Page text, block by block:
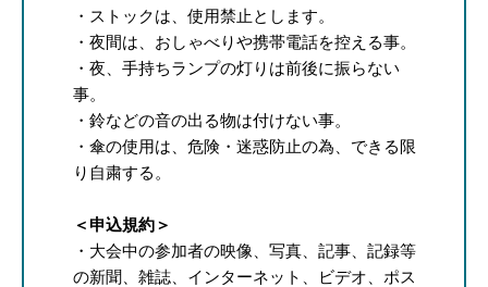
・ストックは、使用禁止とします。
・夜間は、おしゃべりや携帯電話を控える事。
・夜、手持ちランプの灯りは前後に振らない
事。
・鈴などの音の出る物は付けない事。
・傘の使用は、危険・迷惑防止の為、できる限
り自粛する。
＜申込規約＞
・大会中の参加者の映像、写真、記事、記録等
の新聞、雑誌、インターネット、ビデオ、ポス